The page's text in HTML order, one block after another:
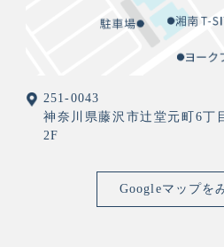
251-0043
神奈川県藤沢市辻堂元町6丁
2F
Googleマップを